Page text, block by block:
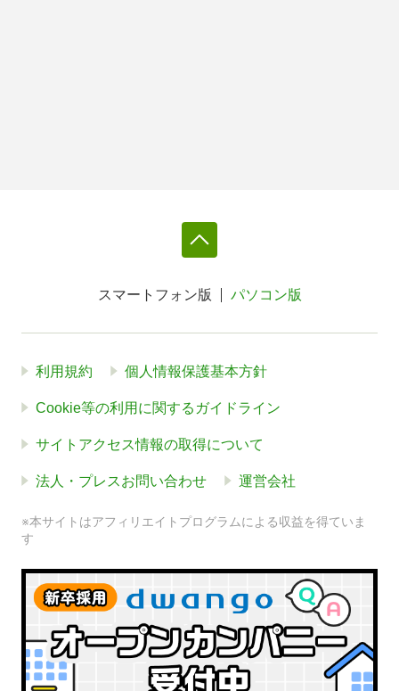
スマートフォン版 パソコン版
利用規約 個人情報保護基本方針
Cookie等の利用に関するガイドライン
サイトアクセス情報の取得について
法人・プレスお問い合わせ 運営会社
※本サイトはアフィリエイトプログラムによる収益を得ていま
す